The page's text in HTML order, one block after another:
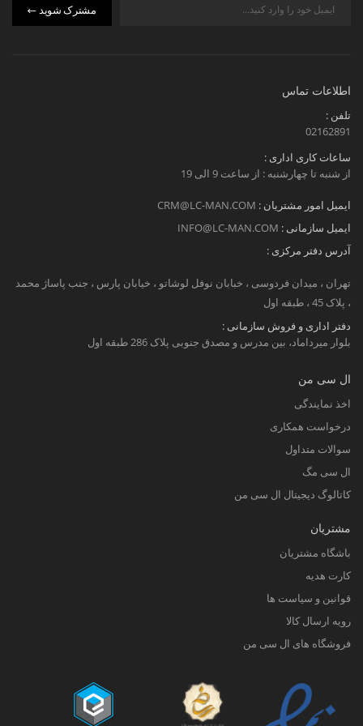
مشترک شوید
اطلاعات تماس
تلفن :
02162891
ساعات کاری اداری :
از شنبه تا چهارشنبه : از ساعت 9 الی 19
ایمیل امور مشتریان : CRM@LC-MAN.COM
ایمیل سازمانی : INFO@LC-MAN.COM
آدرس دفتر مرکزی :
تهران ، میدان فردوسی ، خبابان نوفل لوشاتو ، خیابان پارس ، جنب پاساژ محمد
، پلاک 45 ، طبقه اول
دفتر اداری و فروش سازمانی :
بلوار میرداماد، بین مدرس و مصدق جنوبی پلاک 286 طبقه اول
ال سی من
اخذ نمایندگی
درخواست همکاری
سوالات متداول
ال سی مگ
کاتالوگ دیجیتال ال سی من
مشتریان
باشگاه مشتریان
کارت هدیه
قوانین و سیاست ها
رویه ارسال کالا
فروشگاه های ال سی من